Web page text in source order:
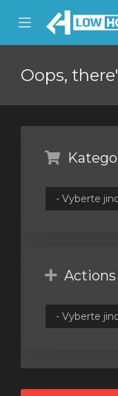
Mobile
Menu
Oops,
Actions